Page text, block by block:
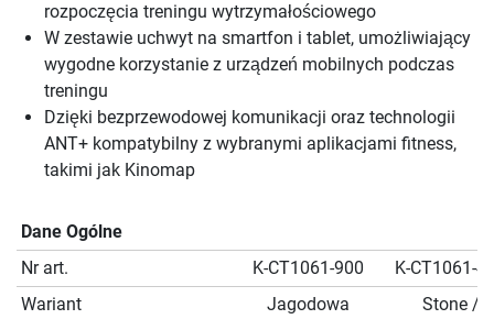
rozpoczęcia treningu wytrzymałościowego
W zestawie uchwyt na smartfon i tablet, umożliwiający
wygodne korzystanie z urządzeń mobilnych podczas
treningu
Dzięki bezprzewodowej komunikacji oraz technologii
ANT+ kompatybilny z wybranymi aplikacjami fitness,
takimi jak Kinomap
Dane Ogólne
Nr art.
K-CT1061-900
K-CT1061-
Wariant
Jagodowa
Stone /